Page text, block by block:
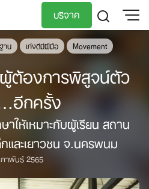
บริจาค
TH
าน เก่งดีมีฝีมือ Movement
ผู้ต้องการพิสูจน์ตัว
อีกครั้ง
ให้เหมาะกับผู้เรียน สถาน
และเยาวชน จ.นครพนม
าพันธ์ 2565